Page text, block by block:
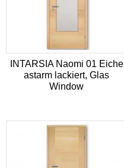
INTARSIA Naomi 01 Eiche
astarm lackiert, Glas
Window